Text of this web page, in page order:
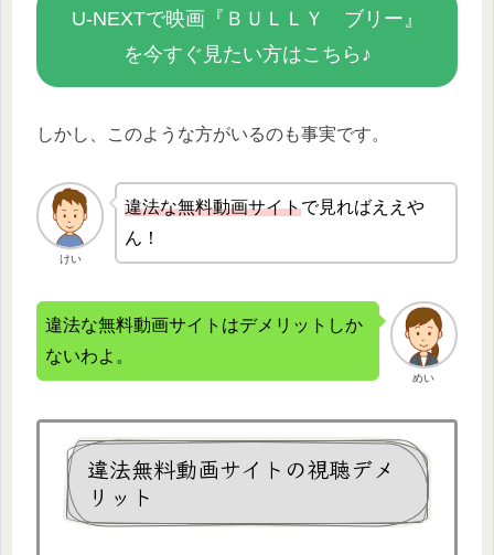
U-NEXTで映画『ＢＵＬＬＹ ブリー』
を今すぐ見たい方はこちら♪
しかし、このような方がいるのも事実です。
けい
違法な無料動画サイトで見ればええや
ん！
めい
違法な無料動画サイトはデメリットしか
ないわよ。
違法無料動画サイトの視聴デメ
リット